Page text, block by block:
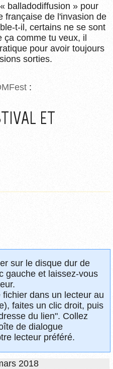
balladodiffusion » pour
française de l'invasion de
t-il, certains ne se sont
ça comme tu veux, il
pour avoir toujours
sorties.
:
ET
sur le disque dur de
gauche et laissez-vous
dans un lecteur au
faites un clic droit, puis
du lien". Collez
de dialogue
lecteur préféré.
2018